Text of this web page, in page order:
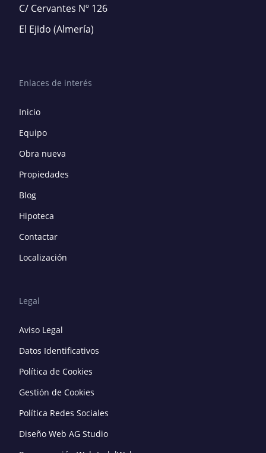
C/ Cervantes Nº 126
El Ejido (Almería)
Enlaces de interés
Inicio
Equipo
Obra nueva
Propiedades
Blog
Hipoteca
Contactar
Localización
Legal
Aviso Legal
Datos Identificativos
Política de Cookies
Gestión de Cookies
Política Redes Sociales
Diseño Web AG Studio